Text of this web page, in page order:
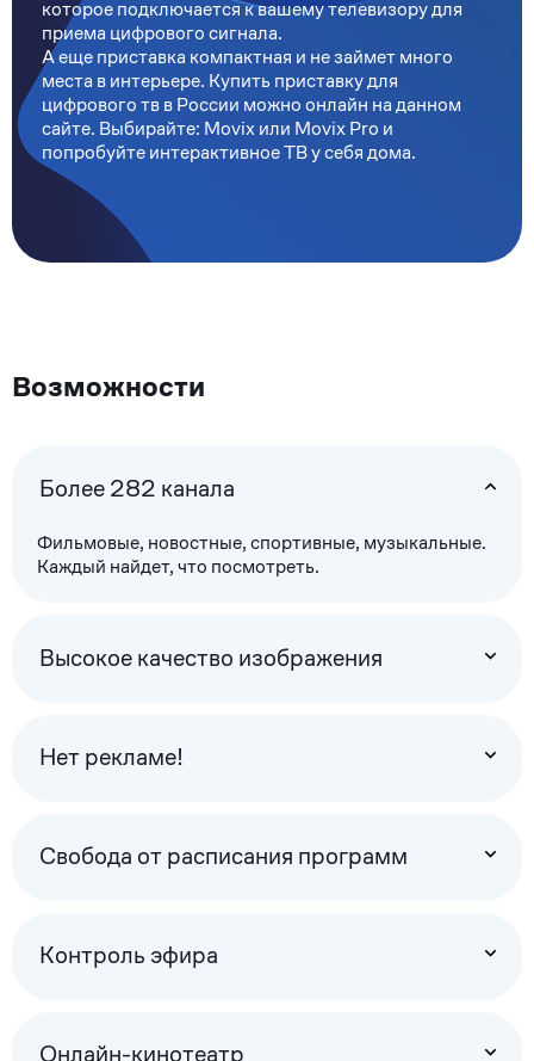
которое подключается к вашему телевизору для
приема цифрового сигнала.
А еще приставка компактная и не займет много
места в интерьере. Купить приставку для
цифрового тв в России можно онлайн на данном
сайте. Выбирайте: Movix или Movix Pro и
попробуйте интерактивное ТВ у себя дома.
Возможности
Более 282 канала
Фильмовые, новостные, спортивные, музыкальные.
Каждый найдет, что посмотреть.
Высокое качество изображения
Нет рекламе!
Свобода от расписания программ
Контроль эфира
Онлайн-кинотеатр